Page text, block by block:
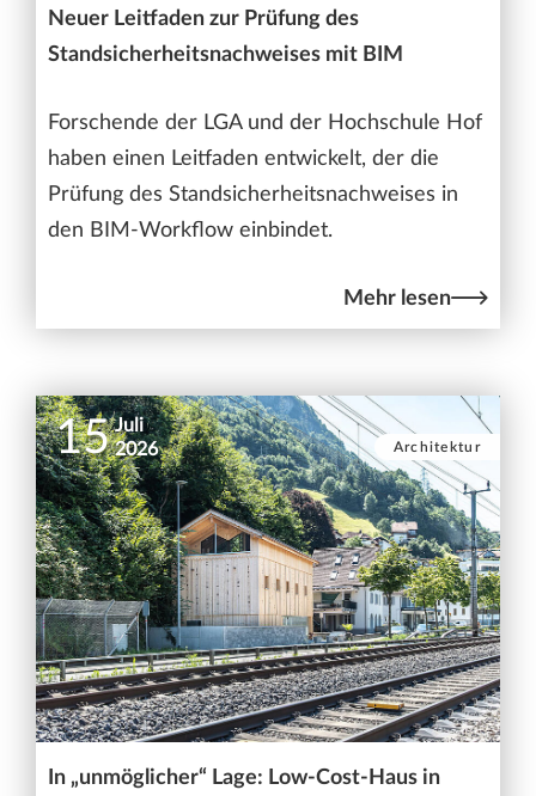
Neuer Leitfaden zur Prüfung des
Standsicherheitsnachweises mit BIM
Forschende der LGA und der Hochschule Hof
haben einen Leitfaden entwickelt, der die
Prüfung des Standsicherheitsnachweises in
den BIM-Workflow einbindet.
Mehr lesen
15 Juli
2026
Architektur
In „unmöglicher“ Lage: Low-Cost-Haus in